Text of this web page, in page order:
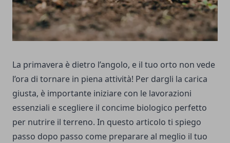
La primavera è dietro l’angolo, e il tuo orto non vede
l’ora di tornare in piena attività! Per dargli la carica
giusta, è importante iniziare con le lavorazioni
essenziali e scegliere il concime biologico perfetto
per nutrire il terreno. In questo articolo ti spiego
passo dopo passo come preparare al meglio il tuo